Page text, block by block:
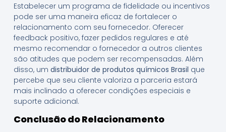
Estabelecer um programa de fidelidade ou incentivos
pode ser uma maneira eficaz de fortalecer o
relacionamento com seu fornecedor. Oferecer
feedback positivo, fazer pedidos regulares e até
mesmo recomendar o fornecedor a outros clientes
são atitudes que podem ser recompensadas. Além
disso, um distribuidor de produtos químicos Brasil que
percebe que seu cliente valoriza a parceria estará
mais inclinado a oferecer condições especiais e
suporte adicional.
Conclusão do Relacionamento